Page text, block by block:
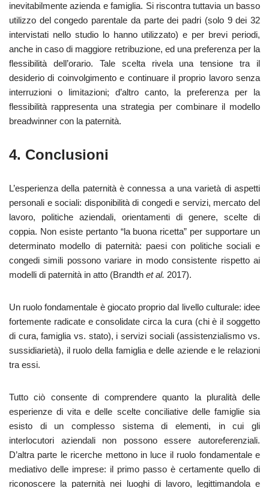
inevitabilmente azienda e famiglia. Si riscontra tuttavia un basso
utilizzo del congedo parentale da parte dei padri (solo 9 dei 32
intervistati nello studio lo hanno utilizzato) e per brevi periodi,
anche in caso di maggiore retribuzione, ed una preferenza per la
flessibilità dell’orario. Tale scelta rivela una tensione tra il
desiderio di coinvolgimento e continuare il proprio lavoro senza
interruzioni o limitazioni; d’altro canto, la preferenza per la
flessibilità rappresenta una strategia per combinare il modello
breadwinner con la paternità.
4. Conclusioni
L’esperienza della paternità è connessa a una varietà di aspetti
personali e sociali: disponibilità di congedi e servizi, mercato del
lavoro, politiche aziendali, orientamenti di genere, scelte di
coppia. Non esiste pertanto “la buona ricetta” per supportare un
determinato modello di paternità: paesi con politiche sociali e
congedi simili possono variare in modo consistente rispetto ai
modelli di paternità in atto (Brandth et al. 2017).
Un ruolo fondamentale è giocato proprio dal livello culturale: idee
fortemente radicate e consolidate circa la cura (chi è il soggetto
di cura, famiglia vs. stato), i servizi sociali (assistenzialismo vs.
sussidiarietà), il ruolo della famiglia e delle aziende e le relazioni
tra essi.
Tutto ciò consente di comprendere quanto la pluralità delle
esperienze di vita e delle scelte conciliative delle famiglie sia
esisto di un complesso sistema di elementi, in cui gli
interlocutori aziendali non possono essere autoreferenziali.
D’altra parte le ricerche mettono in luce il ruolo fondamentale e
mediativo delle imprese: il primo passo è certamente quello di
riconoscere la paternità nei luoghi di lavoro, legittimandola e